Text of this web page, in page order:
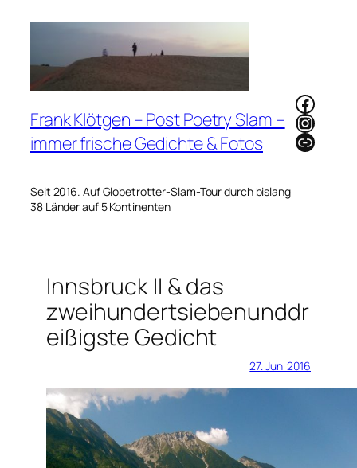
Frank Klötgen – Post Poetry Slam –
immer frische Gedichte & Fotos
Seit 2016. Auf Globetrotter-Slam-Tour durch bislang
38 Länder auf 5 Kontinenten
Link
Innsbruck II & das
zweihundertsiebenunddr
eißigste Gedicht
27. Juni 2016